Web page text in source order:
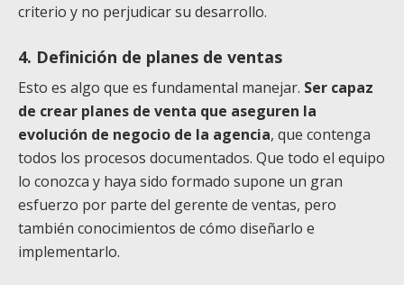
criterio y no perjudicar su desarrollo.
4. Definición de planes de ventas
Esto es algo que es fundamental manejar. Ser capaz
de crear planes de venta que aseguren la
evolución de negocio de la agencia, que contenga
todos los procesos documentados. Que todo el equipo
lo conozca y haya sido formado supone un gran
esfuerzo por parte del gerente de ventas, pero
también conocimientos de cómo diseñarlo e
implementarlo.